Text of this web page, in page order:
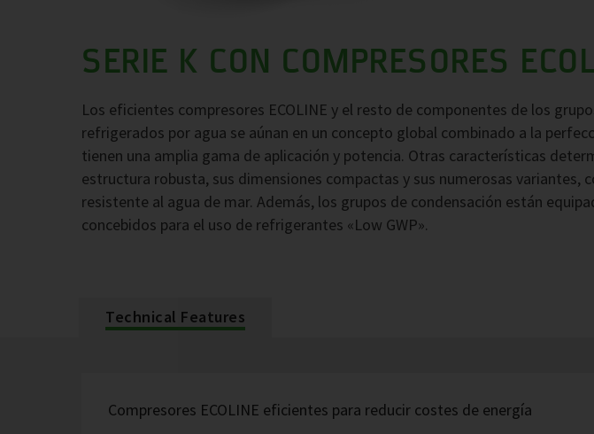
SERIE K CON COMPRESORES
Los eficientes compresores ECOLINE y el resto de componentes de los
refrigerados por agua se aúnan en un concepto global combinado a la
tienen una amplia gama de aplicación y potencia. Otras características
estructura robusta, sus dimensiones compactas y sus numerosas variantes,
resistente al agua de mar. Además, los grupos de condensación están
concebidos para el uso de refrigerantes «Low GWP».
Technical Features
Compresores ECOLINE eficientes para reducir costes de energía